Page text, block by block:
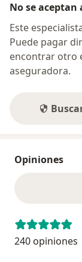
No se aceptan
Este
Puede pagar
encontrar otro
aseguradora.
Opiniones
240 opiniones